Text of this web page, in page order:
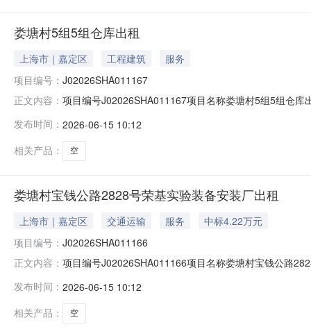
娄塘村5组5组仓库出租
上海市｜嘉定区 工程建筑
服务
项目编号： J02026SHA011167
正文内容： 项目编号J02026SHA011167项目名称娄塘村5组5组仓
云岭东路689号1号楼）。反映情况须实事求是，提供具
发布时间： 2026-06-15 10:12
相关产品：
空
娄塘村宝钱公路2828号荣基实验装备安装厂出租
上海市｜嘉定区 交通运输 服务
中标4.22万元
项目编号： J02026SHA011166
正文内容： 项目编号J02026SHA011166项目名称娄塘村宝钱公路
电话（赵老师021-62657272-124）；联系地址（上海市
发布时间： 2026-06-15 10:12
相关产品：
空